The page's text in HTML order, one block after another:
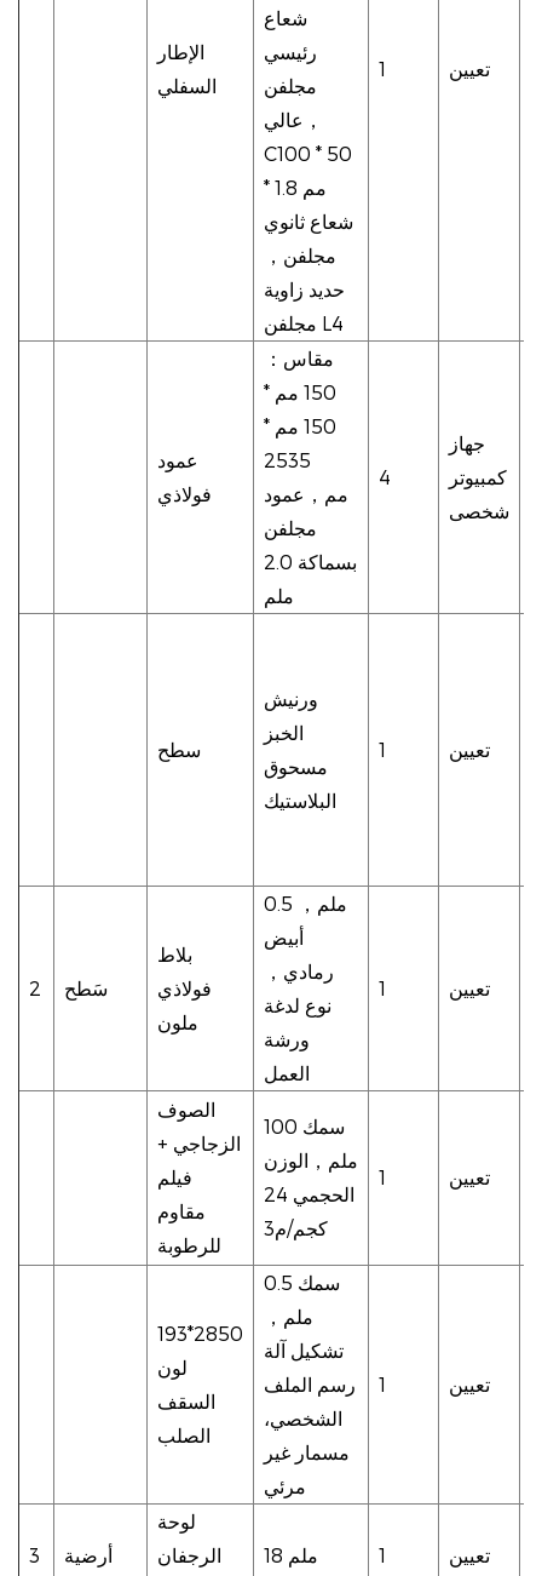
الإطار
السفلي
شعاع
رئيسي
مجلفن
عالي ，
C100 * 50
* 1.8 مم
شعاع ثانوي
مجلفن ，
حديد زاوية
مجلفن L4
1 تعيين
عمود
فولاذي
مقاس ：
150 مم *
150 مم *
2535
مم ， عمود
مجلفن
بسماكة 2.0
ملم
4
جهاز
كمبيوتر
شخصى
سطح
ورنيش
الخبز
مسحوق
البلاستيك
1 تعيين
2 سَطح
بلاط
فولاذي
ملون
0.5 ملم ，
أبيض
رمادي ，
نوع لدغة
ورشة
العمل
1 تعيين
الصوف
الزجاجي +
فيلم
مقاوم
للرطوبة
سمك 100
ملم ， الوزن
الحجمي 24
كجم/م3
1 تعيين
193*2850
لون
السقف
الصلب
سمك 0.5
ملم ，
تشكيل آلة
رسم الملف
الشخصي،
مسمار غير
مرئي
1 تعيين
3 أرضية
لوحة
الرجفان
18 ملم 1 تعيين